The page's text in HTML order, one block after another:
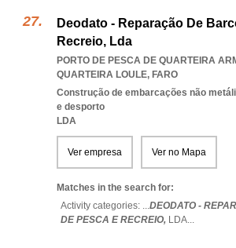
Deodato - Reparação De
Recreio, Lda
PORTO DE PESCA DE QUARTEIRA
QUARTEIRA LOULE, FARO
Construção de embarcações não
e desporto
LDA
Ver empresa Ver no Mapa
Matches in the search for:
Activity categories: ...DEODATO -
DE PESCA E RECREIO, LDA...